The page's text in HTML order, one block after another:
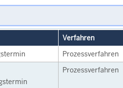
Verfahren
Prozessverfahren
Prozessverfahren